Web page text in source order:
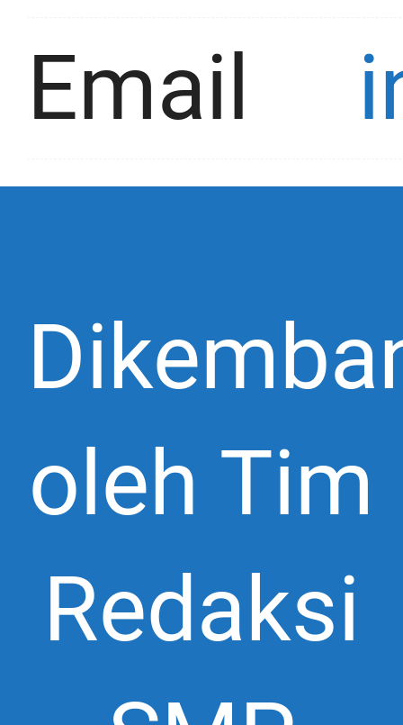
Email
oleh Tim
Redaksi